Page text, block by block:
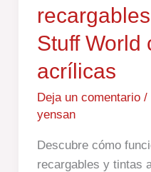
Stuff World
acrílicas
Deja un comentario /
yensan
Descubre cómo
recargables y tintas